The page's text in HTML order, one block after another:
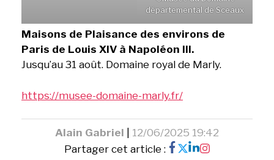
départemental de Sceaux
Maisons de Plaisance des environs de
Paris de Louis XIV à Napoléon III.
Jusqu’au 31 août. Domaine royal de Marly.
https://musee-domaine-marly.fr/
Alain Gabriel
12/06/2025 19:42
Partager cet article :